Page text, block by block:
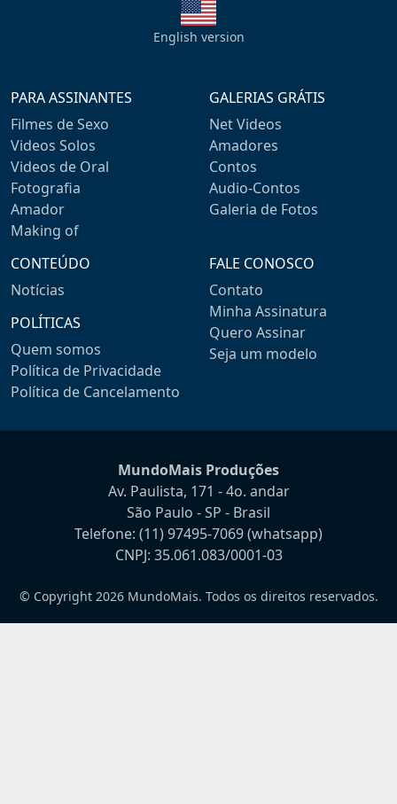
English version
PARA ASSINANTES
Filmes de Sexo
Videos Solos
Videos de Oral
Fotografia
Amador
Making of
GALERIAS GRÁTIS
Net Videos
Amadores
Contos
Audio-Contos
Galeria de Fotos
CONTEÚDO
Notícias
POLÍTICAS
Quem somos
Política de Privacidade
Política de Cancelamento
FALE CONOSCO
Contato
Minha Assinatura
Quero Assinar
Seja um modelo
MundoMais Produções
Av. Paulista, 171 - 4o. andar
São Paulo - SP - Brasil
Telefone: (11) 97495-7069(whatsapp)
CNPJ: 35.061.083/0001-03
© Copyright 2026 MundoMais. Todos os direitos reservados.